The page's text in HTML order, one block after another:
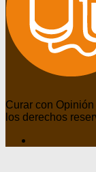
Curar con
los derechos